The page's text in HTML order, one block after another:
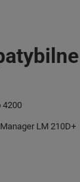
4200
LM 210D+